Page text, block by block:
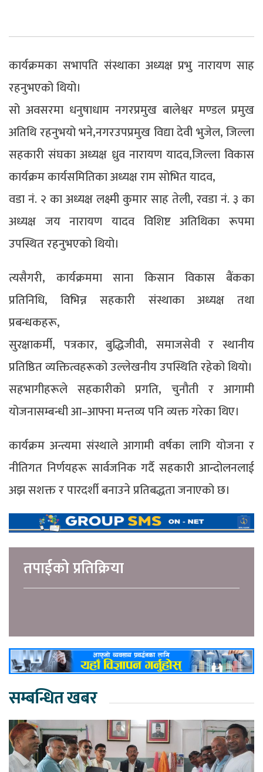
कार्यक्रमका सभापति संस्थाका अध्यक्ष प्रभु नारायण साह
रहनुभएको थियो।
सो अवसरमा धनुषाधाम नगरप्रमुख बालेश्वर मण्डल प्रमुख
अतिथि रहनुभयो भने,नगरउपप्रमुख विद्या देवी भुजेल, जिल्ला
सहकारी संघका अध्यक्ष ध्रुव नारायण यादव,जिल्ला विकास
कार्यक्रम कार्यसमितिका अध्यक्ष राम सोभित यादव,
वडा नं. २ का अध्यक्ष लक्ष्मी कुमार साह तेली, रवडा नं. ३ का
अध्यक्ष जय नारायण यादव विशिष्ट अतिथिका रूपमा
उपस्थित रहनुभएको थियो।
त्यसैगरी, कार्यक्रममा साना किसान विकास बैंकका
प्रतिनिधि, विभिन्न सहकारी संस्थाका अध्यक्ष तथा
प्रबन्धकहरू,
सुरक्षाकर्मी, पत्रकार, बुद्धिजीवी, समाजसेवी र स्थानीय
प्रतिष्ठित व्यक्तित्वहरूको उल्लेखनीय उपस्थिति रहेको थियो।
सहभागीहरूले सहकारीको प्रगति, चुनौती र आगामी
योजनासम्बन्धी आ–आफ्ना मन्तव्य पनि व्यक्त गरेका थिए।
कार्यक्रम अन्त्यमा संस्थाले आगामी वर्षका लागि योजना र
नीतिगत निर्णयहरू सार्वजनिक गर्दै सहकारी आन्दोलनलाई
अझ सशक्त र पारदर्शी बनाउने प्रतिबद्धता जनाएको छ।
तपाईको प्रतिक्रिया
सम्बन्धित खबर